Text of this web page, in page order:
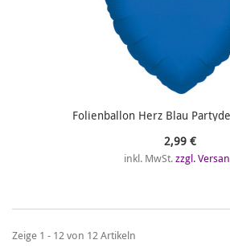
Folienballon Herz Blau
2,99 €
inkl. MwSt.zzgl.
Zeige 1 - 12 von 12 Artikeln